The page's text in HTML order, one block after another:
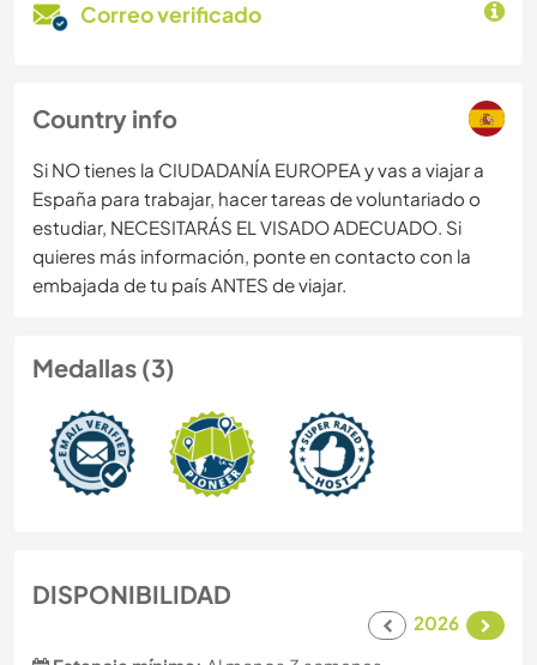
Correo verificado
Country info
Si NO tienes la CIUDADANÍA EUROPEA y vas a viajar a
España para trabajar, hacer tareas de voluntariado o
estudiar, NECESITARÁS EL VISADO ADECUADO. Si
quieres más información, ponte en contacto con la
embajada de tu país ANTES de viajar.
Medallas (3)
DISPONIBILIDAD
2026